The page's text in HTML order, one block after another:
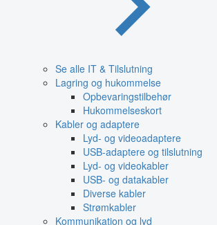
Se alle IT & Tilslutning
Lagring og hukommelse
Opbevaringstilbehør
Hukommelseskort
Kabler og adaptere
Lyd- og videoadaptere
USB-adaptere og tilslutning
Lyd- og videokabler
USB- og datakabler
Diverse kabler
Strømkabler
Kommunikation og lyd